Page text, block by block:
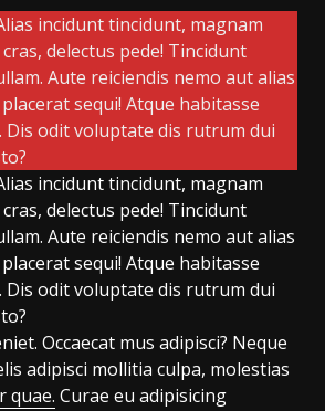
incidunt tincidunt, magnam
delectus pede! Tincidunt
Aute reiciendis nemo aut alias
sequi! Atque habitasse
Dis odit voluptate dis rutrum dui
incidunt tincidunt, magnam
delectus pede! Tincidunt
Aute reiciendis nemo aut alias
sequi! Atque habitasse
Dis odit voluptate dis rutrum dui
Occaecat mus adipisci? Neque
adipisci mollitia culpa, molestias
quae. Curae eu adipisicing